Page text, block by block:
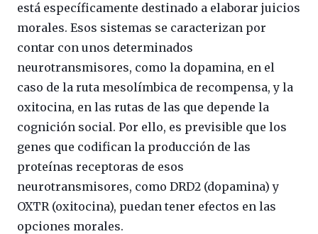
está específicamente destinado a elaborar juicios
morales. Esos sistemas se caracterizan por
contar con unos determinados
neurotransmisores, como la dopamina, en el
caso de la ruta mesolímbica de recompensa, y la
oxitocina, en las rutas de las que depende la
cognición social. Por ello, es previsible que los
genes que codifican la producción de las
proteínas receptoras de esos
neurotransmisores, como DRD2 (dopamina) y
OXTR (oxitocina), puedan tener efectos en las
opciones morales.